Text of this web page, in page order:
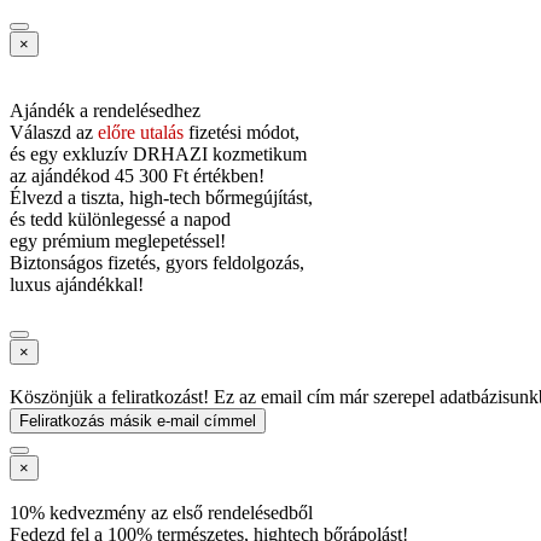
×
Ajándék a rendelésedhez
Válaszd az előre utalás fizetési módot,
és egy exkluzív DRHAZI kozmetikum
az ajándékod 45 300 Ft értékben!
Élvezd a tiszta, high-tech bőrmegújítást,
és tedd különlegessé a napod
egy prémium meglepetéssel!
Biztonságos fizetés, gyors feldolgozás,
luxus ajándékkal!
×
Köszönjük a feliratkozást! Ez az email cím már szerepel
Feliratkozás másik e-mail címmel
×
10% kedvezmény az első rendelésedből
Fedezd fel a 100% természetes, hightech bőrápolást!